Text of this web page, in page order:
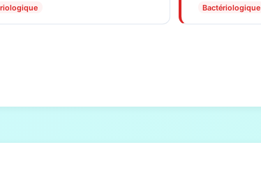
Bactériologique